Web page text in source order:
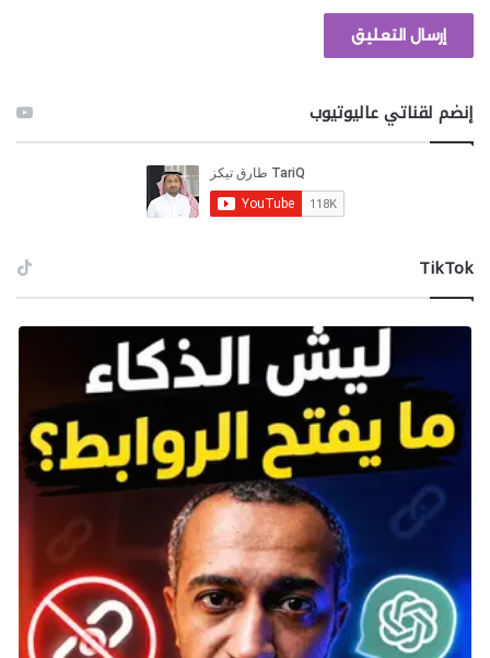
إنضم لقناتي عاليوتيوب
‫TikTok